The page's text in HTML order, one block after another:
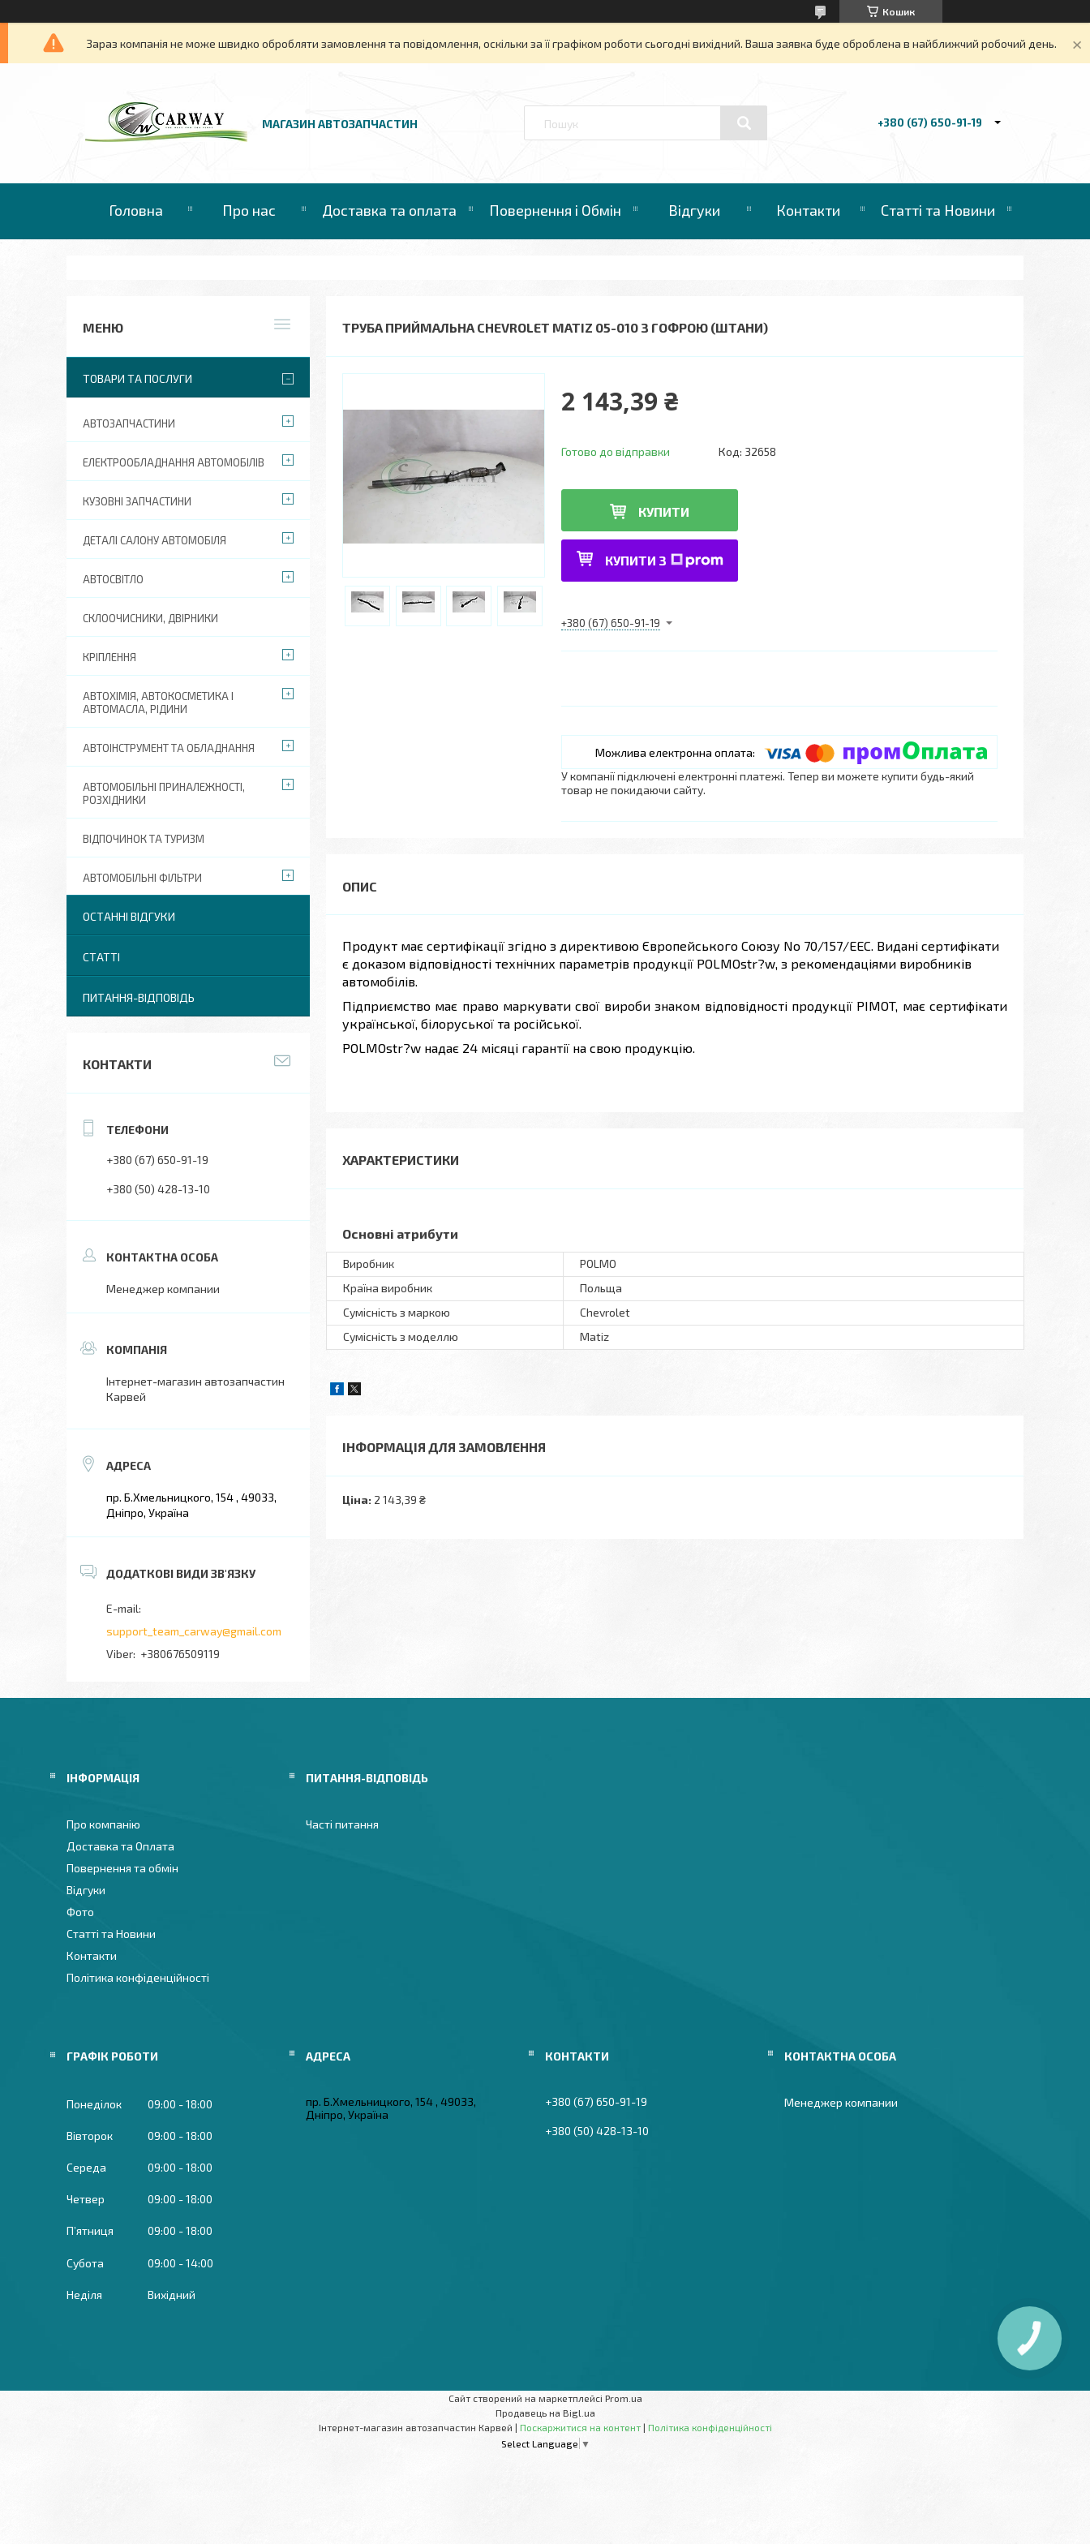
Кошик
Зараз компанія не може швидко обробляти замовлення та повідомлення, оскільки за її графіком роботи сьогодні вихідний. Ваша заявка буде оброблена в найближчий робочий день.
МАГАЗИН АВТОЗАПЧАСТИН +380 (67) 650-91-19
Головна Про нас Доставка та оплата Повернення і Обмін Відгуки Контакти Статті та Новини
ТРУБА ПРИЙМАЛЬНА CHEVROLET MATIZ 05-010 З ГОФРОЮ (ШТАНИ)
2 143,39 ₴
Готово до відправки Код: 32658
КУПИТИ
КУПИТИ З
+380 (67) 650-91-19
У компанії підключені електронні платежі. Тепер ви можете купити будь-який
товар не покидаючи сайту.
Продукт має сертифікації згідно з директивою Європейського Союзу No 70/157/EEC. Видані сертифікати
є доказом відповідності технічних параметрів продукції POLMOstr?w, з рекомендаціями виробників
автомобілів.
Підприємство має право маркувати свої вироби знаком відповідності продукції PIMOT, має сертифікати
української, білоруської та російської.
POLMOstr?w надає 24 місяці гарантії на свою продукцію.
ХАРАКТЕРИСТИКИ
Основні атрибути
Виробник
POLMO
Країна виробник
Польща
Сумісність з маркою
Chevrolet
Сумісність з моделлю
Matiz
ІНФОРМАЦІЯ ДЛЯ ЗАМОВЛЕННЯ
Ціна: 2 143,39 ₴
ТОВАРИ ТА ПОСЛУГИ
АВТОЗАПЧАСТИНИ
ЕЛЕКТРООБЛАДНАННЯ АВТОМОБІЛІВ
КУЗОВНІ ЗАПЧАСТИНИ
ДЕТАЛІ САЛОНУ АВТОМОБІЛЯ
АВТОСВІТЛО
СКЛООЧИСНИКИ, ДВІРНИКИ
КРІПЛЕННЯ
АВТОХІМІЯ, АВТОКОСМЕТИКА І
АВТОМАСЛА, РІДИНИ
АВТОІНСТРУМЕНТ ТА ОБЛАДНАННЯ
АВТОМОБІЛЬНІ ПРИНАЛЕЖНОСТІ,
РОЗХІДНИКИ
ВІДПОЧИНОК ТА ТУРИЗМ
АВТОМОБІЛЬНІ ФІЛЬТРИ
ОСТАННІ ВІДГУКИ
СТАТТІ
ПИТАННЯ-ВІДПОВІДЬ
КОНТАКТИ
+380 (67) 650-91-19
+380 (50) 428-13-10
Менеджер компании
Інтернет-магазин автозапчастин
Карвей
пр. Б.Хмельницкого, 154 , 49033,
Дніпро, Україна
support_team_carway@gmail.com
+380676509119
ІНФОРМАЦІЯ
Про компанію
Доставка та Оплата
Повернення та обмін
Відгуки
Фото
Статті та Новини
Контакти
Політика конфіденційності
ПИТАННЯ-ВІДПОВІДЬ
Часті питання
ГРАФІК РОБОТИ
Понеділок 09:00 18:00
Вівторок 09:00 18:00
Середа 09:00 18:00
Четвер 09:00 18:00
Пʼятниця 09:00 18:00
Субота 09:00 14:00
Неділя Вихідний
пр. Б.Хмельницкого, 154 , 49033,
Дніпро, Україна
+380 (67) 650-91-19
+380 (50) 428-13-10
Менеджер компании
Сайт створений на маркетплейсі Prom.ua
Продавець на Bigl.ua
Інтернет-магазин автозапчастин Карвей | Поскаржитися на контент | Політика конфіденційності
Select Language ▼